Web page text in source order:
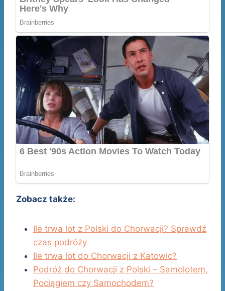
Zobacz także:
Ile trwa lot z Polski do Chorwacji? Sprawdź
czas podróży
Ile trwa lot do Chorwacji z Katowic?
Podróż do Chorwacji z Polski – Samolotem,
Pociągiem czy Samochodem?